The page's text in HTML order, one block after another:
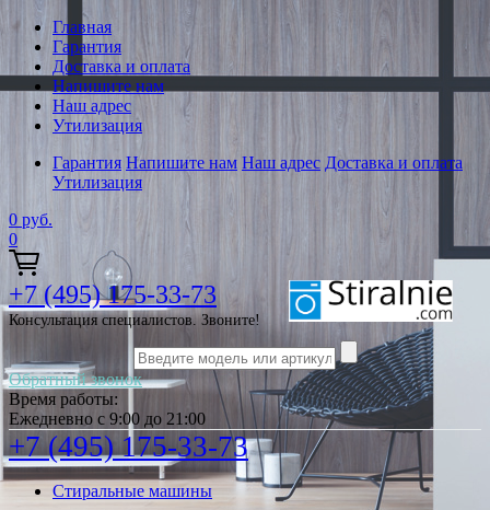
Главная
Гарантия
Доставка и оплата
Напишите нам
Наш адрес
Утилизация
Гарантия Напишите нам Наш адрес Доставка и оплата
Утилизация
0 руб.
0
+7 (495) 175-33-73
Консультация специалистов. Звоните!
Обратный звонок
Время работы:
Ежедневно с 9:00 до 21:00
+7 (495) 175-33-73
Стиральные машины